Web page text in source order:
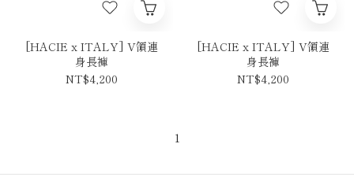
[HACIE x ITALY] V領連
身長褲
NT$4,200
[HACIE x ITALY] V領連
身長褲
NT$4,200
1